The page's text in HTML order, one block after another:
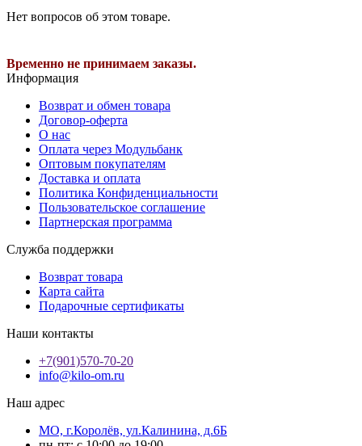
Нет вопросов об этом товаре.
Временно не принимаем заказы.
Информация
Возврат и обмен товара
Договор-оферта
О нас
Оплата через Модульбанк
Оптовым покупателям
Доставка и оплата
Политика Конфиденциальности
Пользовательское соглашение
Партнерская программа
Служба поддержки
Возврат товара
Карта сайта
Подарочные сертификаты
Наши контакты
+7(901)570-70-20
info@kilo-om.ru
Наш адрес
МО, г.Королёв, ул.Калинина, д.6Б